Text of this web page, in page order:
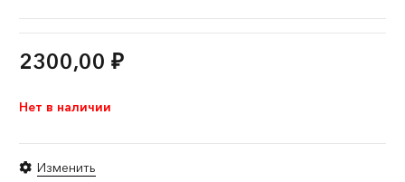
2300,00 ₽
Нет в наличии
Изменить